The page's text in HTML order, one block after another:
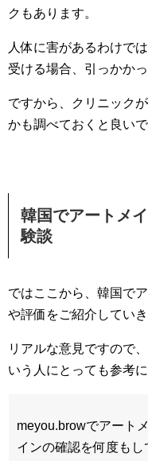
クもあります。
人体に害があるわけで
受ける場合、引っかか
ですから、クリニック
かも調べておくと良いで
韓国でアートメ
験談
ではここから、韓国で
や評価をご紹介してい
リアルな意見ですので
いう人にとっても参考
meyou.browでアート
インの確認を何度も